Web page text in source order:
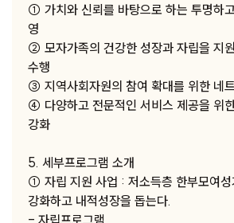
① 가치와 신뢰를 바탕으로 하는 투명하
영
② 모자가족의 건강한 성장과 자립을 지
수행
③ 지역사회자원의 참여 확대를 위한 네
④ 다양하고 전문적인 서비스 제공을 위
강화
5. 세부프로그램 소개
① 자립 지원 사업 : 저소득층 한부모여성
강화하고 내적성장을 돕는다.
- 자립프로그램